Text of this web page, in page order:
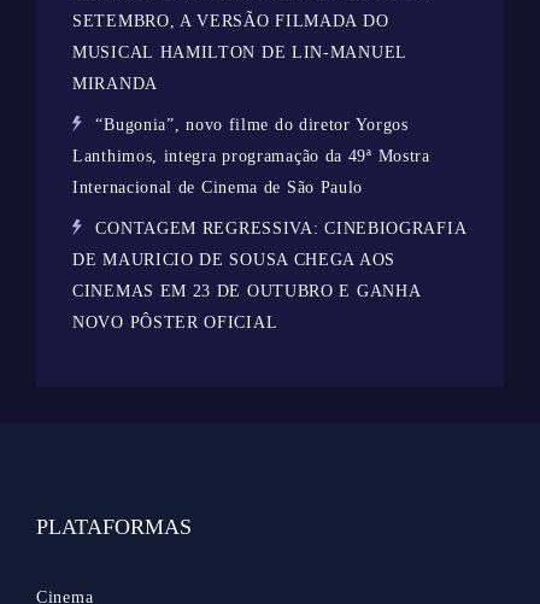
SETEMBRO, A VERSÃO FILMADA DO
MUSICAL HAMILTON DE LIN-MANUEL
MIRANDA
“Bugonia”, novo filme do diretor Yorgos
Lanthimos, integra programação da 49ª Mostra
Internacional de Cinema de São Paulo
CONTAGEM REGRESSIVA: CINEBIOGRAFIA
DE MAURICIO DE SOUSA CHEGA AOS
CINEMAS EM 23 DE OUTUBRO E GANHA
NOVO PÔSTER OFICIAL
PLATAFORMAS
Cinema